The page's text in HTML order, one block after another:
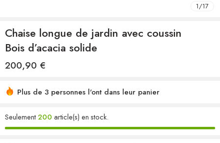
1/17
Chaise longue de jardin avec coussin
Bois d’acacia solide
200,90 €
Plus de 3 personnes l'ont dans leur panier
Seulement200 article(s) en stock.